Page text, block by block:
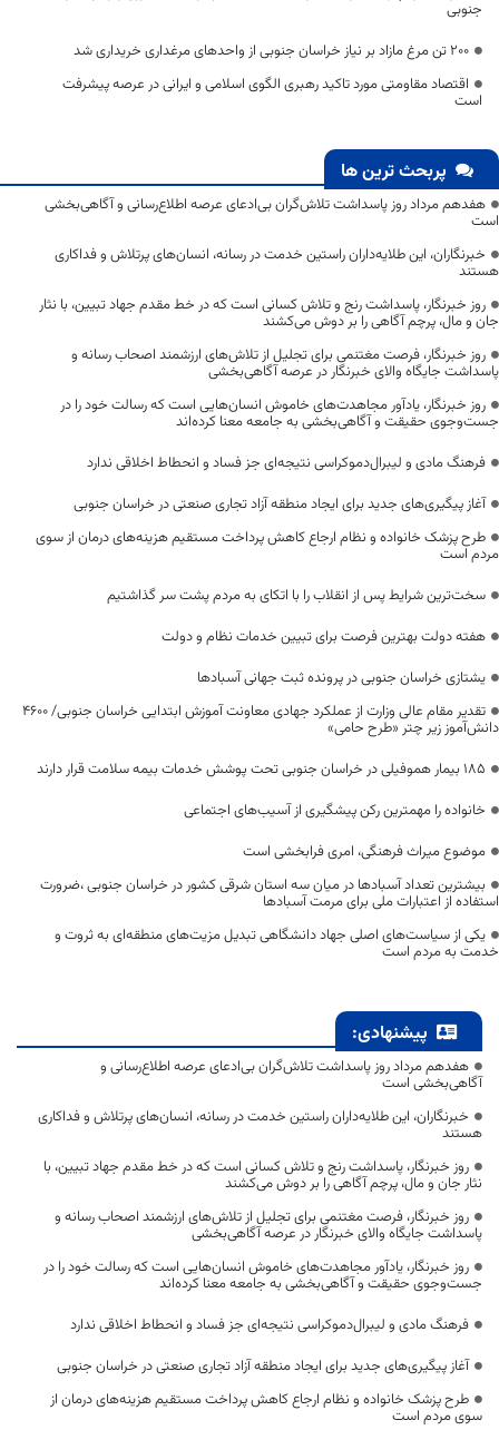
جنوبی
۲۰۰ تن مرغ مازاد بر نیاز خراسان جنوبی از واحدهای مرغداری خریداری شد
اقتصاد مقاومتی مورد تاکید رهبری الگوی اسلامی و ایرانی در عرصه پیشرفت
است
پربحث ترین ها
هفدهم مرداد روز پاسداشت تلاش‌گران بی‌ادعای عرصه اطلاع‌رسانی و آگاهی‌بخشی
است
خبرنگاران، این طلایه‌داران راستین خدمت در رسانه، انسان‌های پرتلاش و فداکاری
هستند
روز خبرنگار، پاسداشت رنج و تلاش کسانی است که در خط مقدم جهاد تبیین، با نثار
جان و مال، پرچم آگاهی را بر دوش می‌کشند
روز خبرنگار، فرصت مغتنمی برای تجلیل از تلاش‌های ارزشمند اصحاب رسانه و
پاسداشت جایگاه والای خبرنگار در عرصه آگاهی‌بخشی
روز خبرنگار، یادآور مجاهدت‌های خاموش انسان‌هایی است که رسالت خود را در
جست‌وجوی حقیقت و آگاهی‌بخشی به جامعه معنا کرده‌اند
فرهنگ مادی و لیبرال‌دموکراسی نتیجه‌ای جز فساد و انحطاط اخلاقی ندارد
آغاز پیگیری‌های جدید برای ایجاد منطقه آزاد تجاری صنعتی در خراسان جنوبی
طرح پزشک خانواده و نظام ارجاع کاهش پرداخت مستقیم هزینه‌های درمان از سوی
مردم است
سخت‌ترین شرایط پس از انقلاب را با اتکای به مردم پشت سر گذاشتیم
هفته دولت بهترین فرصت برای تبیین خدمات نظام و دولت
یشتازی خراسان جنوبی در پرونده ثبت جهانی آسبادها
تقدیر مقام عالی وزارت از عملکرد جهادی معاونت آموزش ابتدایی خراسان جنوبی/ ۴۶۰۰
دانش‌آموز زیر چتر «طرح حامی»
۱۸۵ بیمار هموفیلی در خراسان جنوبی تحت پوشش خدمات بیمه سلامت قرار دارند
خانواده را مهمترین رکن پیشگیری از آسیب‌های اجتماعی
موضوع میراث فرهنگی، امری فرابخشی است
بیشترین تعداد آسبادها در میان سه استان شرقی کشور در خراسان جنوبی ،ضرورت
استفاده از اعتبارات ملی برای مرمت آسبادها
یکی از سیاست‌های اصلی جهاد دانشگاهی تبدیل مزیت‌های منطقه‌ای به ثروت و
خدمت به مردم است
پیشنهادی:
هفدهم مرداد روز پاسداشت تلاش‌گران بی‌ادعای عرصه اطلاع‌رسانی و
آگاهی‌بخشی است
خبرنگاران، این طلایه‌داران راستین خدمت در رسانه، انسان‌های پرتلاش و فداکاری
هستند
روز خبرنگار، پاسداشت رنج و تلاش کسانی است که در خط مقدم جهاد تبیین، با
نثار جان و مال، پرچم آگاهی را بر دوش می‌کشند
روز خبرنگار، فرصت مغتنمی برای تجلیل از تلاش‌های ارزشمند اصحاب رسانه و
پاسداشت جایگاه والای خبرنگار در عرصه آگاهی‌بخشی
روز خبرنگار، یادآور مجاهدت‌های خاموش انسان‌هایی است که رسالت خود را در
جست‌وجوی حقیقت و آگاهی‌بخشی به جامعه معنا کرده‌اند
فرهنگ مادی و لیبرال‌دموکراسی نتیجه‌ای جز فساد و انحطاط اخلاقی ندارد
آغاز پیگیری‌های جدید برای ایجاد منطقه آزاد تجاری صنعتی در خراسان جنوبی
طرح پزشک خانواده و نظام ارجاع کاهش پرداخت مستقیم هزینه‌های درمان از
سوی مردم است